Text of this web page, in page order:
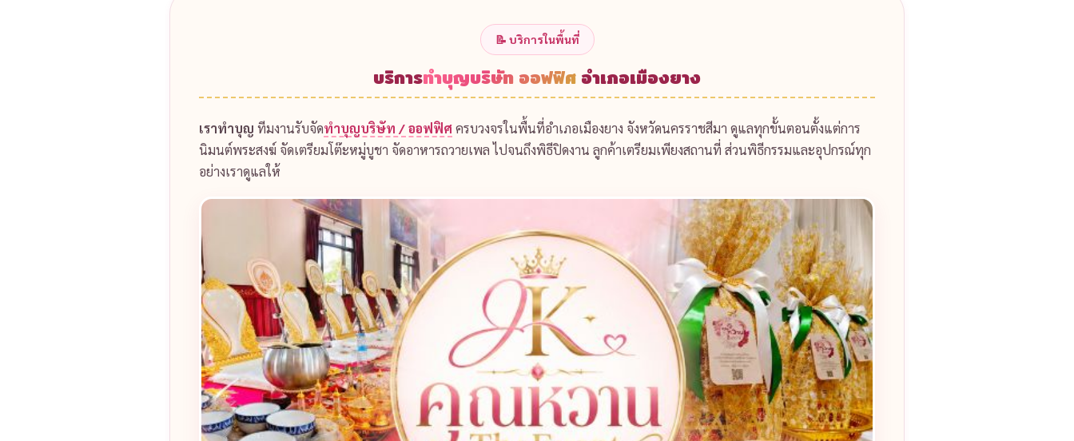
📝 บริการในพื้นที่
บริการทำบุญบริษัท ออฟฟิศ อำเภอเมืองยาง
เราทำบุญ ทีมงานรับจัดทำบุญบริษัท / ออฟฟิศครบวงจรในพื้นที่อำเภอเมืองยาง จังหวัดนครราชสีมา ดูแลทุกขั้นตอนตั้งแต่การ
นิมนต์พระสงฆ์ จัดเตรียมโต๊ะหมู่บูชา จัดอาหารถวายเพล ไปจนถึงพิธีปิดงาน ลูกค้าเตรียมเพียงสถานที่ ส่วนพิธีกรรมและอุปกรณ์ทุก
อย่างเราดูแลให้